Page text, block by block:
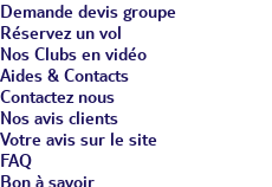
Demande devis groupe
Réservez un vol
Nos Clubs en vidéo
Aides & Contacts
Contactez nous
Nos avis clients
Votre avis sur le site
FAQ
Bon à savoir